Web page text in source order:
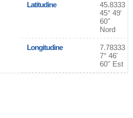
Latitudine
45.8333
45° 49'
60''
Nord
Longitudine
7.78333
7° 46'
60'' Est